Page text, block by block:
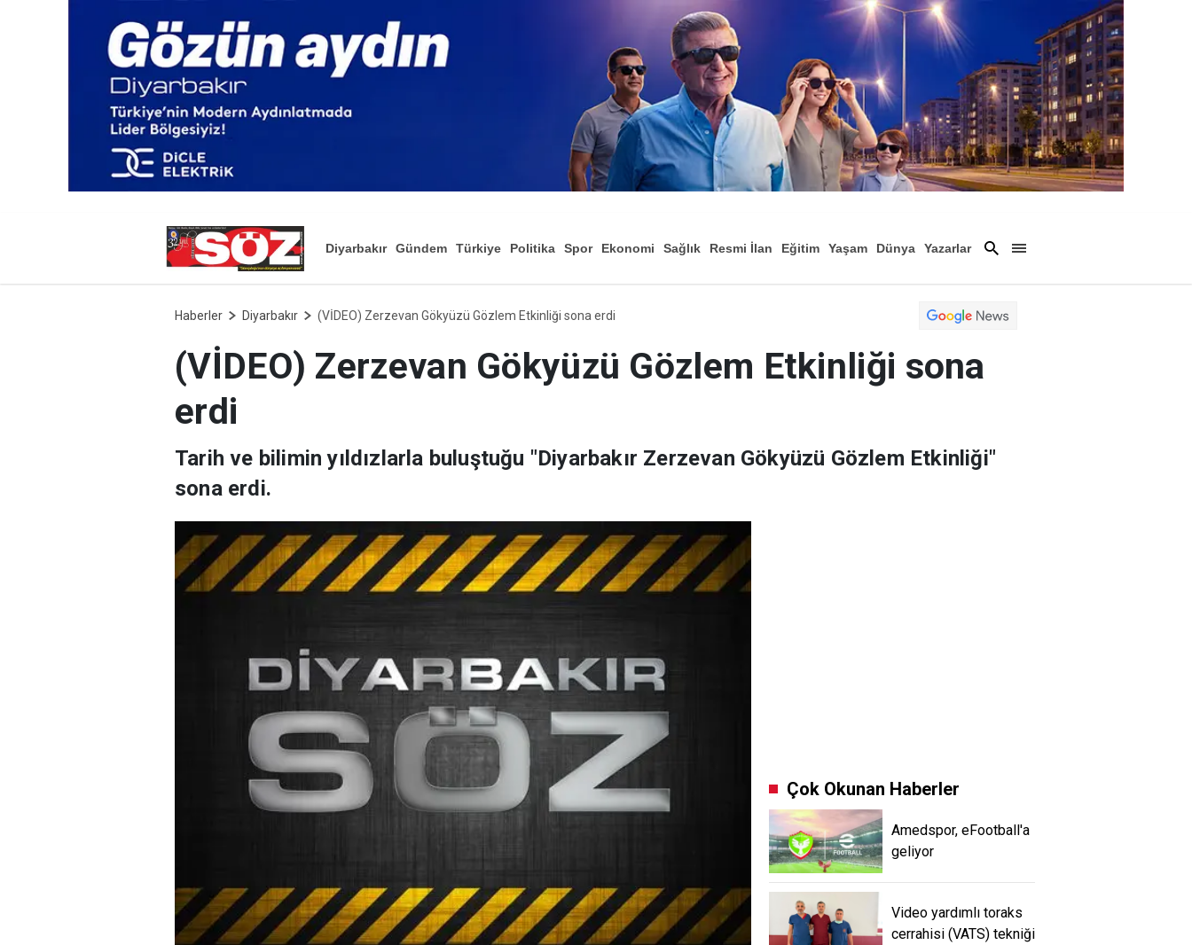
Diyarbakır Gündem Türkiye Politika Spor Ekonomi Sağlık Resmi İlan Eğitim Yaşam
Dünya
Yazarlar
Haberler Diyarbakır (VİDEO) Zerzevan Gökyüzü Gözlem Etkinliği sona erdi
(VİDEO) Zerzevan Gökyüzü Gözlem Etkinliği sona
erdi
Tarih ve bilimin yıldızlarla buluştuğu "Diyarbakır Zerzevan Gökyüzü Gözlem Etkinliği"
sona erdi.
Çok Okunan Haberler
Amedspor, eFootball'a
geliyor
Video yardımlı toraks
cerrahisi (VATS) tekniği